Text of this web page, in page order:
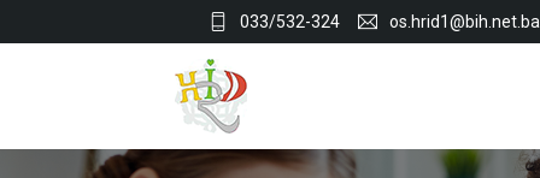
033/532-324 os.hrid1@bih.net.ba